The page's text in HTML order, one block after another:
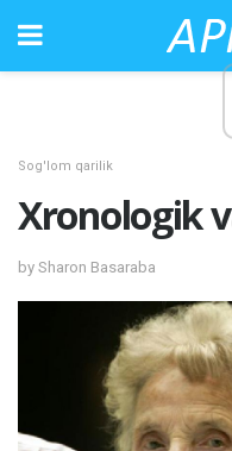
Sog'lom qarilik
Xronologik
by Sharon Basaraba